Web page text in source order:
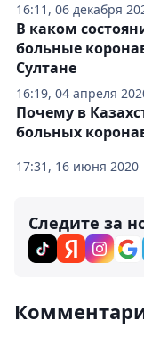
16:11, 06 декабря
16:19, 04 апреля
В каком
больные
Султане
17:31, 16 июня 2020
Почему в
больных
Следите за